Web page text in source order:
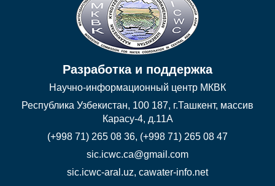
Разработка и поддержка
Научно-информационный центр МКВК
Республика Узбекистан, 100 187, г.Ташкент, массив
Карасу-4, д.11А
(+998 71) 265 08 36, (+998 71) 265 08 47
sic.icwc.ca@gmail.com
sic.icwc-aral.uz, cawater-info.net